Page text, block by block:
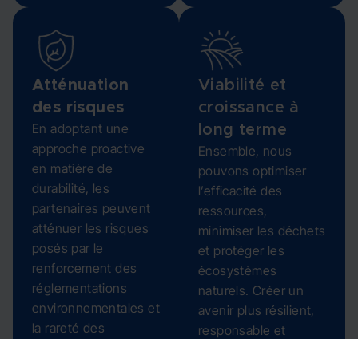
Atténuation
des risques
En adoptant une
approche proactive
en matière de
durabilité, les
partenaires peuvent
atténuer les risques
posés par le
renforcement des
réglementations
environnementales et
la rareté des
Viabilité et
croissance à
long terme
Ensemble, nous
pouvons optimiser
l’efficacité des
ressources,
minimiser les déchets
et protéger les
écosystèmes
naturels. Créer un
avenir plus résilient,
responsable et